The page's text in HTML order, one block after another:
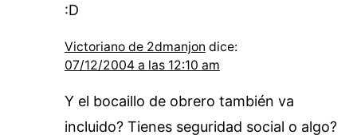
:D
Victoriano de 2dmanjon dice:
07/12/2004 a las 12:10 am
Y el bocaillo de obrero también va
incluido? Tienes seguridad social o algo?